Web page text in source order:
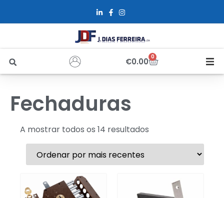
€0.00 0
Sobre Nós
Alfus
Recrutamento
Fechaduras
A mostrar todos os 14 resultados